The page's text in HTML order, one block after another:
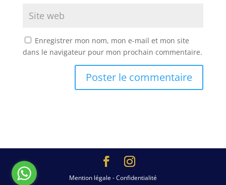
Enregistrer mon nom, mon e-mail et mon site
dans le navigateur pour mon prochain commentaire.
Mention légale - Confidentialité